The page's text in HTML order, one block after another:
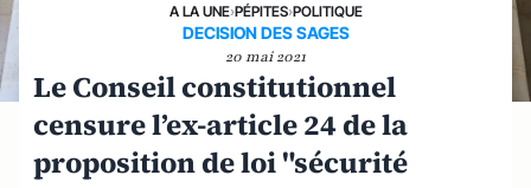
A LA UNE›PÉPITES›POLITIQUE
DECISION DES SAGES
20 mai 2021
Le Conseil constitutionnel
censure l’ex-article 24 de la
proposition de loi "sécurité